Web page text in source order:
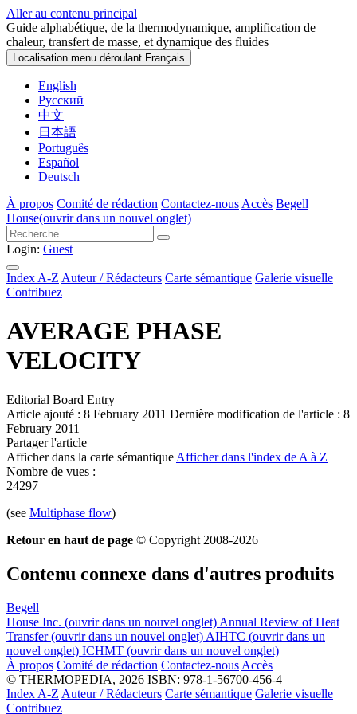
Aller au contenu principal
Guide alphabétique, de la thermodynamique, amplification de
chaleur, transfert de masse, et dynamique des fluides
Localisation menu déroulant Français
English
Русский
中文
日本語
Português
Español
Deutsch
À propos Comité de rédaction Contactez-nous Accès Begell
House(ouvrir dans un nouvel onglet)
Login: Guest
Index A-Z Auteur / Rédacteurs Carte sémantique Galerie visuelle
Contribuez
AVERAGE PHASE
VELOCITY
Editorial Board Entry
Article ajouté : 8 February 2011 Dernière modification de l'article : 8
February 2011
Partager l'article
Afficher dans la carte sémantique Afficher dans l'index de A à Z
Nombre de vues :
24297
(see Multiphase flow)
Retour en haut de page © Copyright 2008-2026
Contenu connexe dans d'autres produits
Begell
House Inc. (ouvrir dans un nouvel onglet) Annual Review of Heat
Transfer (ouvrir dans un nouvel onglet) AIHTC (ouvrir dans un
nouvel onglet) ICHMT (ouvrir dans un nouvel onglet)
À propos Comité de rédaction Contactez-nous Accès
© THERMOPEDIA, 2026 ISBN: 978-1-56700-456-4
Index A-Z Auteur / Rédacteurs Carte sémantique Galerie visuelle
Contribuez